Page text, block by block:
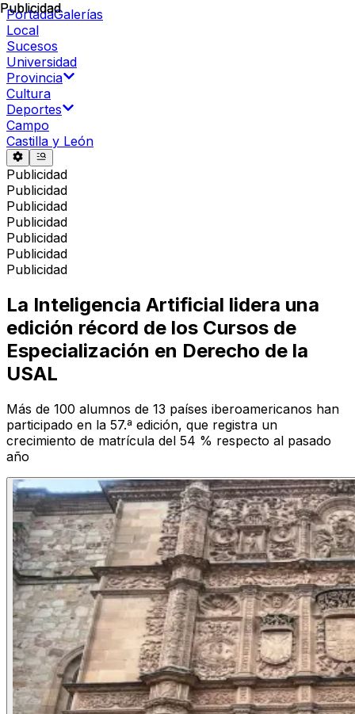
PortadaGalerías
Local
Sucesos
Universidad
Provincia
Cultura
Deportes
Campo
Castilla y León
Publicidad
Publicidad
Publicidad
Publicidad
Publicidad
Publicidad
Publicidad
Publicidad
La Inteligencia Artificial lidera una
edición récord de los Cursos de
Especialización en Derecho de la
USAL
Más de 100 alumnos de 13 países iberoamericanos han
participado en la 57.ª edición, que registra un
crecimiento de matrícula del 54 % respecto al pasado
año
Publicidad